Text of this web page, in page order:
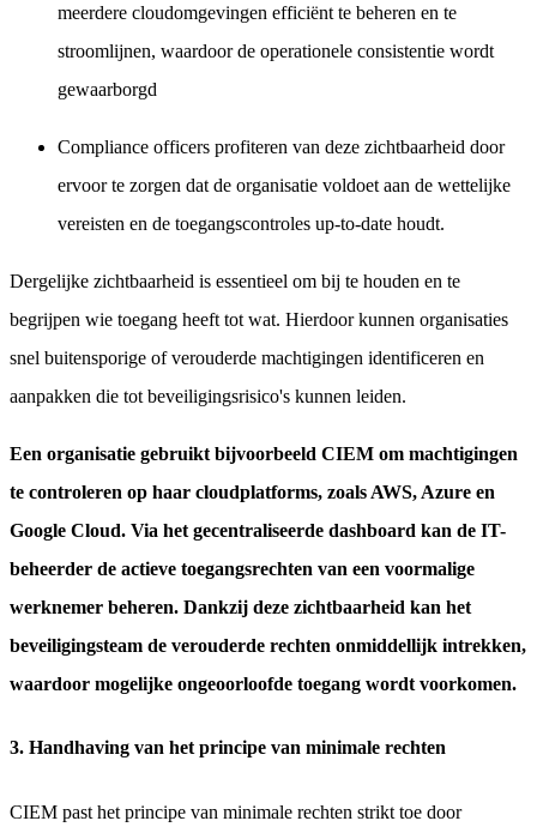
meerdere cloudomgevingen efficiënt te beheren en te
stroomlijnen, waardoor de operationele consistentie wordt
gewaarborgd
Compliance officers profiteren van deze zichtbaarheid door
ervoor te zorgen dat de organisatie voldoet aan de wettelijke
vereisten en de toegangscontroles up-to-date houdt.
Dergelijke zichtbaarheid is essentieel om bij te houden en te
begrijpen wie toegang heeft tot wat. Hierdoor kunnen organisaties
snel buitensporige of verouderde machtigingen identificeren en
aanpakken die tot beveiligingsrisico's kunnen leiden.
Een organisatie gebruikt bijvoorbeeld CIEM om machtigingen
te controleren op haar cloudplatforms, zoals AWS, Azure en
Google Cloud. Via het gecentraliseerde dashboard kan de IT-
beheerder de actieve toegangsrechten van een voormalige
werknemer beheren. Dankzij deze zichtbaarheid kan het
beveiligingsteam de verouderde rechten onmiddellijk intrekken,
waardoor mogelijke ongeoorloofde toegang wordt voorkomen.
3. Handhaving van het principe van minimale rechten
CIEM past het principe van minimale rechten strikt toe door